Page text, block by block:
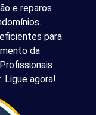
e reparos
para
da
Ligue agora!